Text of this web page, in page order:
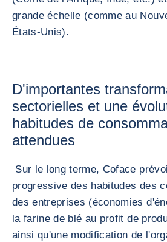
grande échelle (comme au
États-Unis).
D'importantes
sectorielles et une
habitudes de
attendues
Sur le long terme, Coface
progressive des habitudes des
des entreprises (économies
la farine de blé au profit de
ainsi qu'une modification de